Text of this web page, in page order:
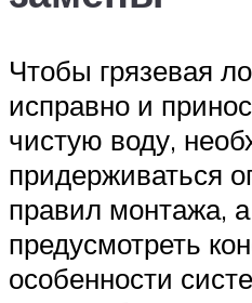
Чтобы грязевая
исправно и
чистую воду,
придерживаться
правил монтажа,
предусмотреть
особенности